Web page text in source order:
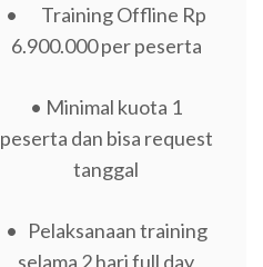
• Training Offline Rp
6.900.000 per peserta
• Minimal kuota 1
peserta dan bisa request
tanggal
• Pelaksanaan training
selama 2 hari full day